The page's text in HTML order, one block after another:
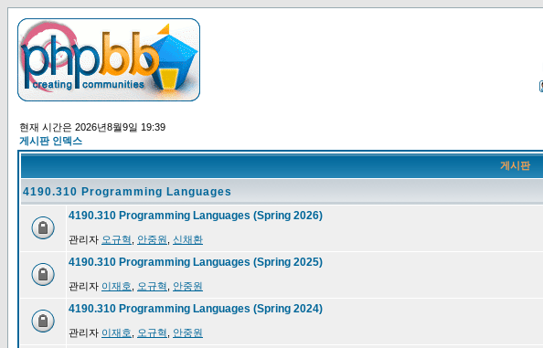
현재 시간은 2026년8월9일 19:39
게시판 인덱스
게시판
4190.310 Programming Languages
4190.310 Programming Languages (Spring 2026)
관리자 오규혁 안중원 신채환
4190.310 Programming Languages (Spring 2025)
관리자 이재호 오규혁 안중원
4190.310 Programming Languages (Spring 2024)
관리자 이재호 오규혁 안중원